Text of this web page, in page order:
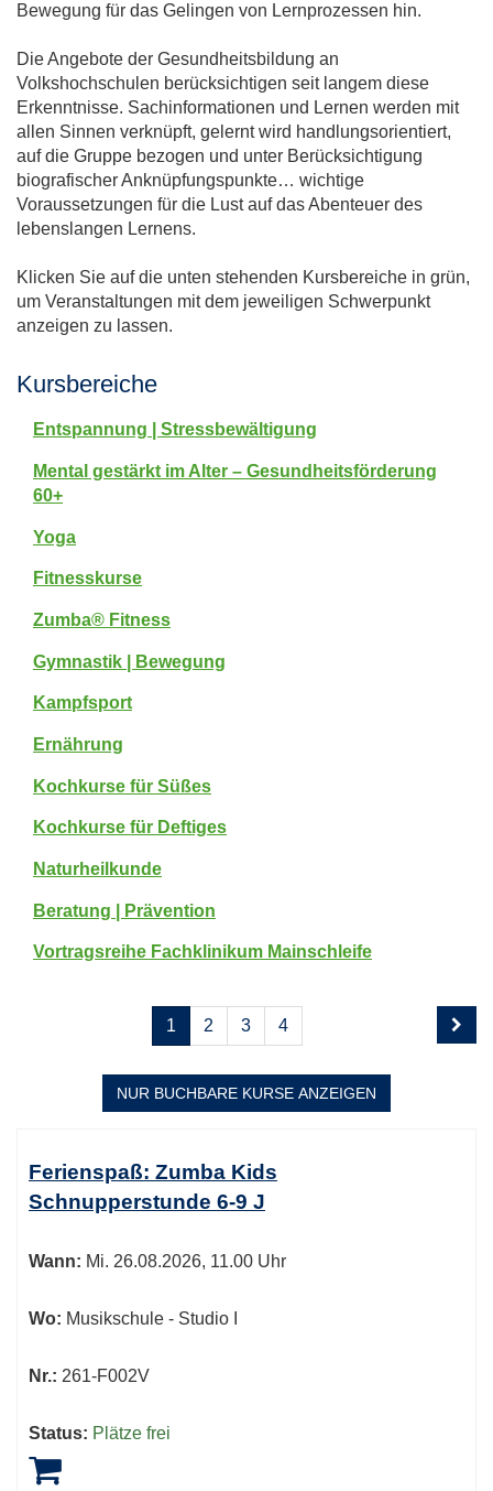
Bewegung für das Gelingen von Lernprozessen hin.
Die Angebote der Gesundheitsbildung an
Volkshochschulen berücksichtigen seit langem diese
Erkenntnisse. Sachinformationen und Lernen werden mit
allen Sinnen verknüpft, gelernt wird handlungsorientiert,
auf die Gruppe bezogen und unter Berücksichtigung
biografischer Anknüpfungspunkte… wichtige
Voraussetzungen für die Lust auf das Abenteuer des
lebenslangen Lernens.
Klicken Sie auf die unten stehenden Kursbereiche in grün,
um Veranstaltungen mit dem jeweiligen Schwerpunkt
anzeigen zu lassen.
Kursbereiche
Entspannung | Stressbewältigung
Mental gestärkt im Alter – Gesundheitsförderung
60+
Yoga
Fitnesskurse
Zumba® Fitness
Gymnastik | Bewegung
Kampfsport
Ernährung
Kochkurse für Süßes
Kochkurse für Deftiges
Naturheilkunde
Beratung | Prävention
Vortragsreihe Fachklinikum Mainschleife
Seiten
blättern
1 2 3 4
NUR BUCHBARE KURSE ANZEIGEN
Tabellenüberschriften
können
sortiert
Ferienspaß: Zumba Kids
Schnupperstunde 6-9 J
Wann: Mi. 26.08.2026, 11.00 Uhr
Wo: Musikschule - Studio I
Nr.: 261-F002V
Status: Plätze frei